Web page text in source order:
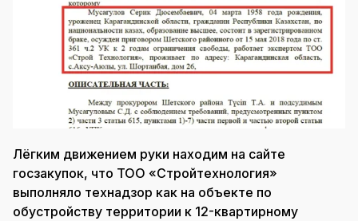
Лёгким движением руки находим на сайте
госзакупок, что ТОО «Стройтехнология»
выполняло технадзор как на объекте по
обустройству территории к 12-квартирному